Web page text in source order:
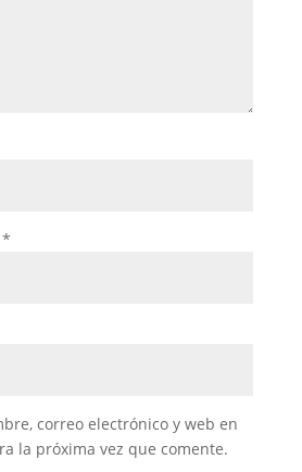
*
correo electrónico y web en
la próxima vez que comente.